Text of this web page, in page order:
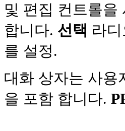
및 편집 컨트롤을
합니다. 선택 라
를 설정.
대화 상자는 사용
을 포함 합니다.